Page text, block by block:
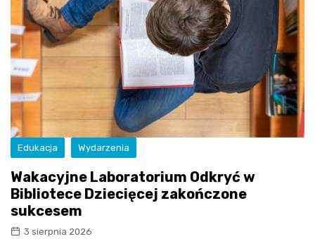
Edukacja Wydarzenia
Wakacyjne Laboratorium Odkryć w
Bibliotece Dziecięcej zakończone
sukcesem
3 sierpnia 2026